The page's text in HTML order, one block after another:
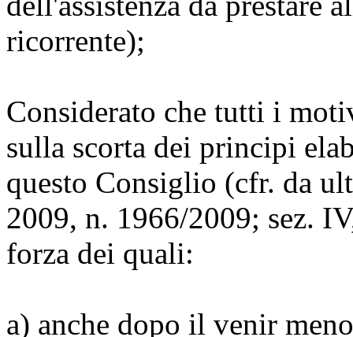
ricorrente);
Considerato che tutti i
sulla scorta dei principi
questo Consiglio (cfr. da
2009, n. 1966/2009; sez.
forza dei quali:
a) anche dopo il venir